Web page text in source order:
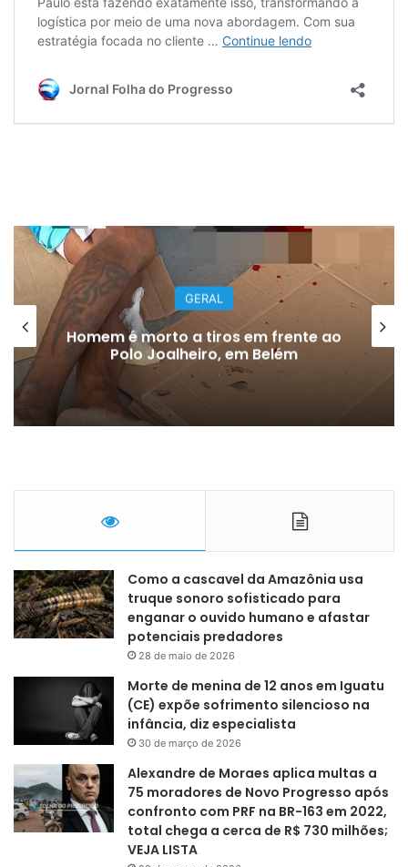
GERAL
Homem é morto a tiros em frente ao
Polo Joalheiro, em Belém
Como a cascavel da Amazônia usa
truque sonoro sofisticado para
enganar o ouvido humano e afastar
potenciais predadores
28 de maio de 2026
Morte de menina de 12 anos em Iguatu
(CE) expõe sofrimento silencioso na
infância, diz especialista
30 de março de 2026
Alexandre de Moraes aplica multas a
75 moradores de Novo Progresso após
confronto com PRF na BR-163 em 2022,
total chega a cerca de R$ 730 milhões;
VEJA LISTA